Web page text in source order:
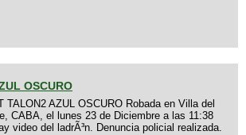
OSCURO
TALON2 AZUL OSCURO Robada en Villa del
CABA, el lunes 23 de Diciembre a las 11:38
video del ladrÃ³n. Denuncia policial realizada.